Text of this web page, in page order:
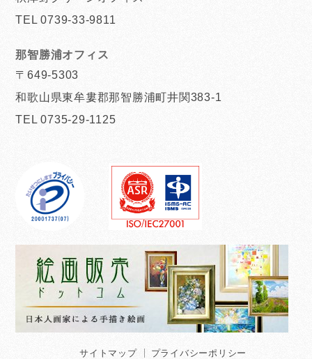
TEL 0739-33-9811
那智勝浦オフィス
〒649-5303
和歌山県東牟婁郡那智勝浦町井関383-1
TEL 0735-29-1125
サイトマップ プライバシーポリシー